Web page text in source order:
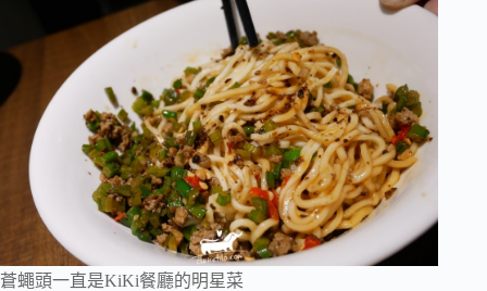
蒼蠅頭一直是KiKi餐廳的明星菜